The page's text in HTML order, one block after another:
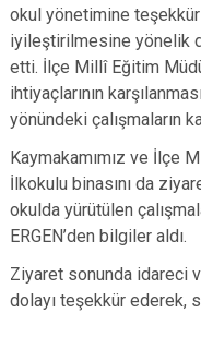
okul yönetimine
iyileştirilmesine yönelik
etti. İlçe Millî Eğitim
ihtiyaçlarının
yönündeki çalışmaların
Kaymakamımız ve İlçe
İlkokulu binasını da
okulda yürütülen
ERGEN’den bilgiler aldı.
Ziyaret sonunda idareci
dolayı teşekkür ederek,